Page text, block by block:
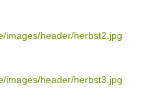
images/header/herbst2.jpg
images/header/herbst3.jpg